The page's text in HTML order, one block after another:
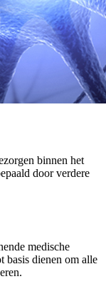
binnen het
door verdere
medische
basis dienen om alle